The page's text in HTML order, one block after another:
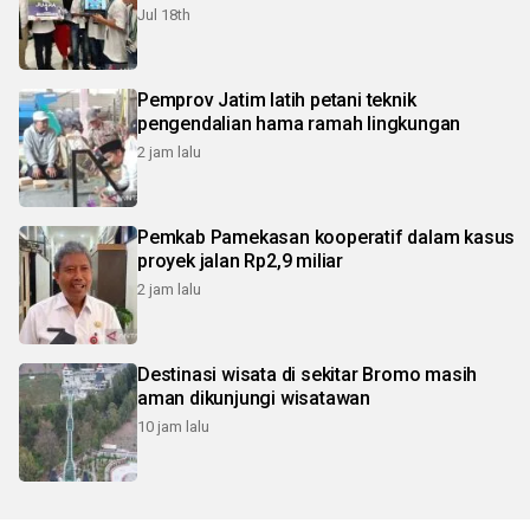
Jul 18th
Pemprov Jatim latih petani teknik
pengendalian hama ramah lingkungan
2 jam lalu
Pemkab Pamekasan kooperatif dalam kasus
proyek jalan Rp2,9 miliar
2 jam lalu
Destinasi wisata di sekitar Bromo masih
aman dikunjungi wisatawan
10 jam lalu